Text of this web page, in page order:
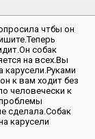
чтбы он
собак
на всех.Вы
карусели.Руками
к вам ходит без
человечески к
сделала.Собак
карусели